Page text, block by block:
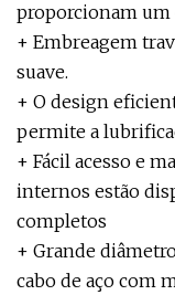
proporcionam um
+ Embreagem
suave.
+ O design
permite a
+ Fácil acesso e
internos estão
completos
+ Grande
cabo de aço com